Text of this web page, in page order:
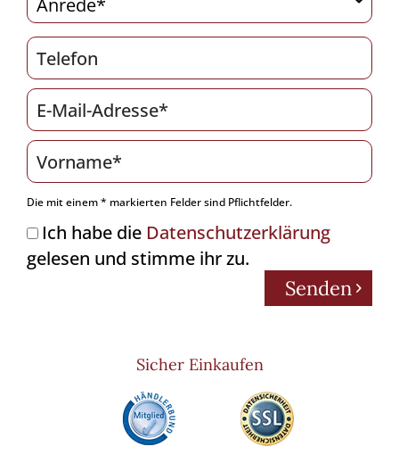
Die mit einem * markierten Felder sind Pflichtfelder.
Ich habe die Datenschutzerklärung
gelesen und stimme ihr zu.
Senden
Sicher Einkaufen